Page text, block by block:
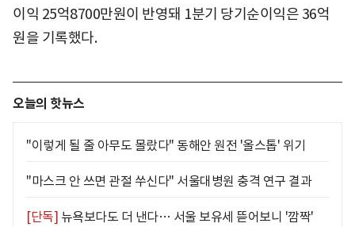
이익 25억8700만원이 반영돼 1분기 당기순이익은 36억
원을 기록했다.
오늘의 핫뉴스
"이렇게 될 줄 아무도 몰랐다" 동해안 원전 '올스톱' 위기
"마스크 안 쓰면 관절 쑤신다" 서울대병원 충격 연구 결과
[단독] 뉴욕보다도 더 낸다… 서울 보유세 뜯어보니 '깜짝'